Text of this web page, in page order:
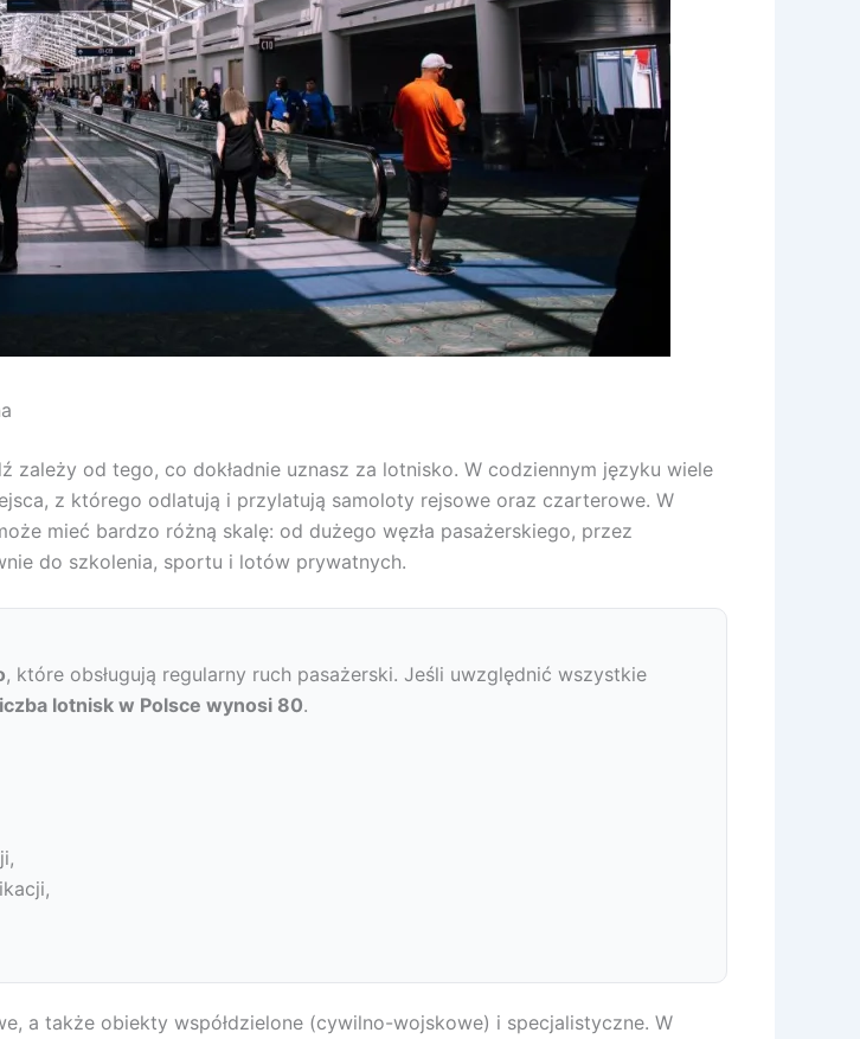
zależy od tego, co dokładnie uznasz za lotnisko. W codziennym języku wiele
z którego odlatują i przylatują samoloty rejsowe oraz czarterowe. W
mieć bardzo różną skalę: od dużego węzła pasażerskiego, przez
do szkolenia, sportu i lotów prywatnych.
, które obsługują regularny ruch pasażerski. Jeśli uwzględnić wszystkie
lotnisk w Polsce wynosi 80.
a także obiekty współdzielone (cywilno-wojskowe) i specjalistyczne. W